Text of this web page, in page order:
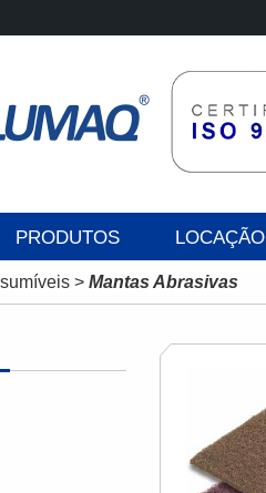
PRODUTOS LOCAÇÃO
> Mantas Abrasivas